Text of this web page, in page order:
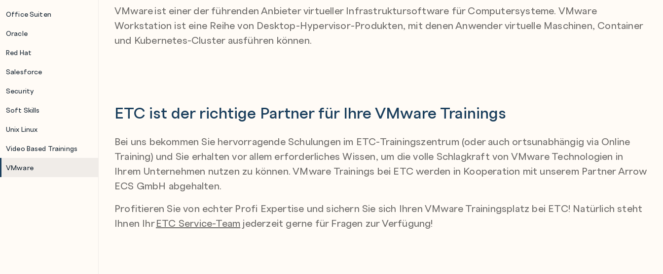
Office Suiten
Oracle
Red Hat
Salesforce
Security
Soft Skills
Unix Linux
Video Based Trainings
VMware
VMware ist einer der führenden Anbieter virtueller Infrastruktursoftware für Computersysteme. VMware
Workstation ist eine Reihe von Desktop-Hypervisor-Produkten, mit denen Anwender virtuelle Maschinen, Container
und Kubernetes-Cluster ausführen können.
ETC ist der richtige Partner für Ihre VMware Trainings
Bei uns bekommen Sie hervorragende Schulungen im ETC-Trainingszentrum (oder auch ortsunabhängig via Online
Training) und Sie erhalten vor allem erforderliches Wissen, um die volle Schlagkraft von VMware Technologien in
Ihrem Unternehmen nutzen zu können. VMware Trainings bei ETC werden in Kooperation mit unserem Partner Arrow
ECS GmbH abgehalten.
Profitieren Sie von echter Profi Expertise und sichern Sie sich Ihren VMware Trainingsplatz bei ETC! Natürlich steht
Ihnen IhrETC Service-Team jederzeit gerne für Fragen zur Verfügung!